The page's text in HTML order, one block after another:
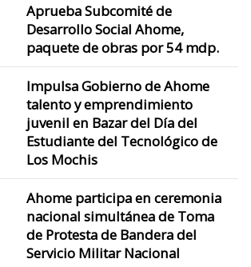
Aprueba Subcomité de
Desarrollo Social Ahome,
paquete de obras por 54 mdp.
Impulsa Gobierno de Ahome
talento y emprendimiento
juvenil en Bazar del Día del
Estudiante del Tecnológico de
Los Mochis
Ahome participa en ceremonia
nacional simultánea de Toma
de Protesta de Bandera del
Servicio Militar Nacional